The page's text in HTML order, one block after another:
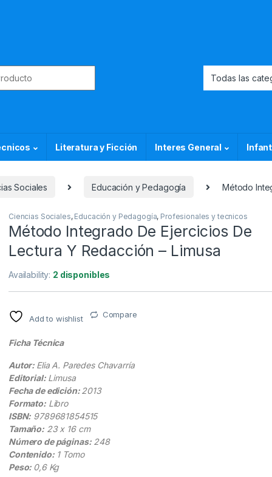
Literatura y Ficción Interes General
Sociales Educación y Pedagogía Método
Ciencias Sociales, Educación y Pedagogía, Profesionales y tecnicos
Método Integrado De Ejercicios De
Lectura Y Redacción – Limusa
Availability: 2 disponibles
Add to wishlist Compare
Ficha Técnica
Autor: Elia A. Paredes Chavarría
Editorial:Limusa
Fecha de edición: 2013
Formato:Libro
ISBN: 9789681854515
Tamaño: 23 x 16 cm
Número de páginas:248
Contenido:1 Tomo
Peso: 0,6 Kg